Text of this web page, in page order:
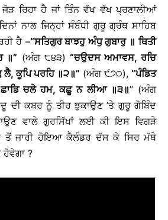
ਰਿਹਾ ਹੈ ਜਾਂ ਤਿੰਨ ਵੱਖ ਵੱਖ ਪ੍ਰਣਾਲੀਆਂ
ਨਾਲ ਜਿਨ੍ਹਾਂ ਸੰਬੰਧੀ ਗੁਰੂ ਗ੍ਰੰਥ ਸਾਹਿਬ
ਹੈ –“ਸਤਿਗੁਰ ਬਾਝਹੁ ਅੰਧੁ ਗੁਬਾਰੁ ॥ ਥਿਤੀ
॥” (ਅੰਗ ੮੪੩) “ਚਉਦਸ ਅਮਾਵਸ, ਰਚਿ
ਲੈ, ਕੂਪਿ ਪਰਹਿ ॥੨॥” (ਅੰਗ ੯੭੦),“ਪੰਡਿਤ
ਛਾਡਿ ਚਲੇ ਹਮ, ਕਛੂ ਨ ਲੀਆ ॥੩॥” (ਅੰਗ
ਦੀ ਕਬਰ ਨੂੰ ਤੀਰ ਝੁਕਾਉਣ ’ਤੇ ਗੁਰੂ ਗੋਬਿੰਦ
ਵਾਲੇ ਗੁਰਸਿੱਖਾਂ ਲਈ ਕੀ ਇਸ ਵਿਗੜੇ
ਤੋਂ ਜਾਰੀ ਹੋਇਆ ਕੈਲੰਡਰ ਦੱਸ ਕੇ ਸਿਰ ਮੱਥੇ
?